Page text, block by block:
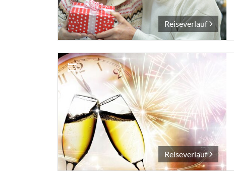
Reiseverlauf
Reiseverlauf